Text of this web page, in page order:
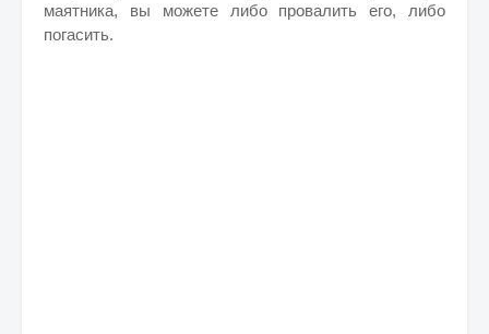
маятника, вы можете либо провалить его, либо
погасить.